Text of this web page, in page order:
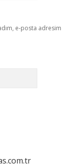
e-posta adresim